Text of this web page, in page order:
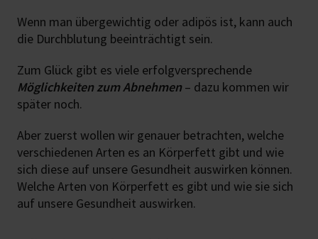
Wenn man übergewichtig oder adipös ist, kann auch
die Durchblutung beeinträchtigt sein.
Zum Glück gibt es viele erfolgversprechende
Möglichkeiten zum Abnehmen – dazu kommen wir
später noch.
Aber zuerst wollen wir genauer betrachten, welche
verschiedenen Arten es an Körperfett gibt und wie
sich diese auf unsere Gesundheit auswirken können.
Welche Arten von Körperfett es gibt und wie sie sich
auf unsere Gesundheit auswirken.